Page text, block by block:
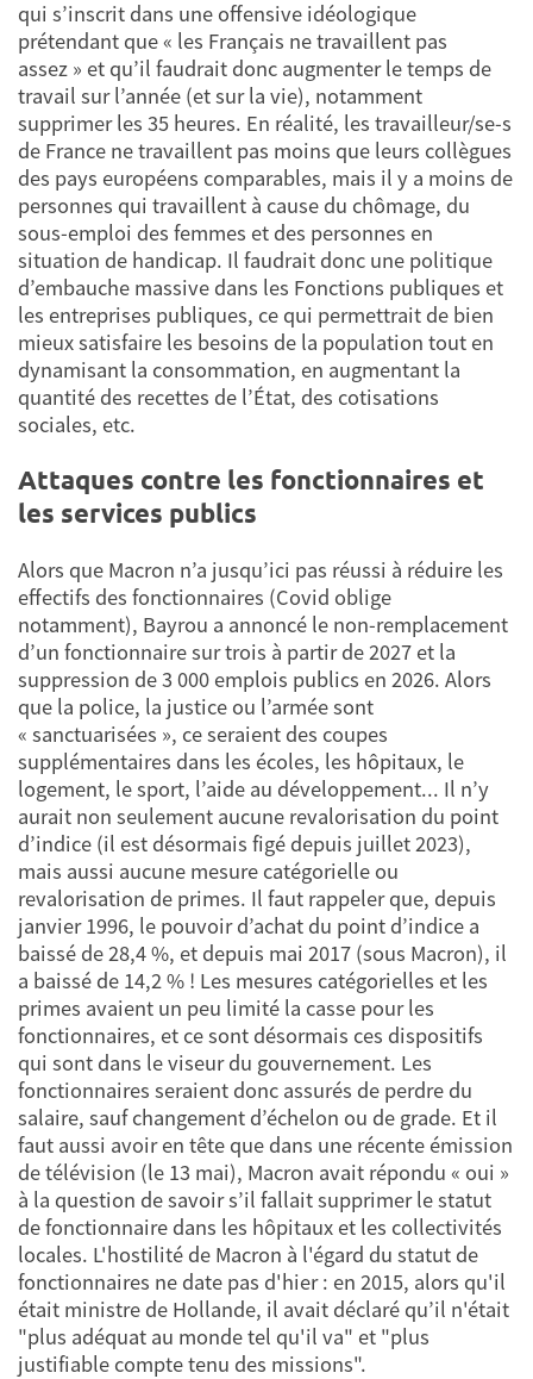
qui s’inscrit dans une offensive idéologique
prétendant que « les Français ne travaillent pas
assez » et qu’il faudrait donc augmenter le temps de
travail sur l’année (et sur la vie), notamment
supprimer les 35 heures. En réalité, les travailleur/se-s
de France ne travaillent pas moins que leurs collègues
des pays européens comparables, mais il y a moins de
personnes qui travaillent à cause du chômage, du
sous-emploi des femmes et des personnes en
situation de handicap. Il faudrait donc une politique
d’embauche massive dans les Fonctions publiques et
les entreprises publiques, ce qui permettrait de bien
mieux satisfaire les besoins de la population tout en
dynamisant la consommation, en augmentant la
quantité des recettes de l’État, des cotisations
sociales, etc.
Attaques contre les fonctionnaires et
les services publics
Alors que Macron n’a jusqu’ici pas réussi à réduire les
effectifs des fonctionnaires (Covid oblige
notamment), Bayrou a annoncé le non-remplacement
d’un fonctionnaire sur trois à partir de 2027 et la
suppression de 3 000 emplois publics en 2026. Alors
que la police, la justice ou l’armée sont
« sanctuarisées », ce seraient des coupes
supplémentaires dans les écoles, les hôpitaux, le
logement, le sport, l’aide au développement... Il n’y
aurait non seulement aucune revalorisation du point
d’indice (il est désormais figé depuis juillet 2023),
mais aussi aucune mesure catégorielle ou
revalorisation de primes. Il faut rappeler que, depuis
janvier 1996, le pouvoir d’achat du point d’indice a
baissé de 28,4 %, et depuis mai 2017 (sous Macron), il
a baissé de 14,2 % ! Les mesures catégorielles et les
primes avaient un peu limité la casse pour les
fonctionnaires, et ce sont désormais ces dispositifs
qui sont dans le viseur du gouvernement. Les
fonctionnaires seraient donc assurés de perdre du
salaire, sauf changement d’échelon ou de grade. Et il
faut aussi avoir en tête que dans une récente émission
de télévision (le 13 mai), Macron avait répondu « oui »
à la question de savoir s’il fallait supprimer le statut
de fonctionnaire dans les hôpitaux et les collectivités
locales. L'hostilité de Macron à l'égard du statut de
fonctionnaires ne date pas d'hier : en 2015, alors qu'il
était ministre de Hollande, il avait déclaré qu’il n'était
"plus adéquat au monde tel qu'il va" et "plus
justifiable compte tenu des missions".